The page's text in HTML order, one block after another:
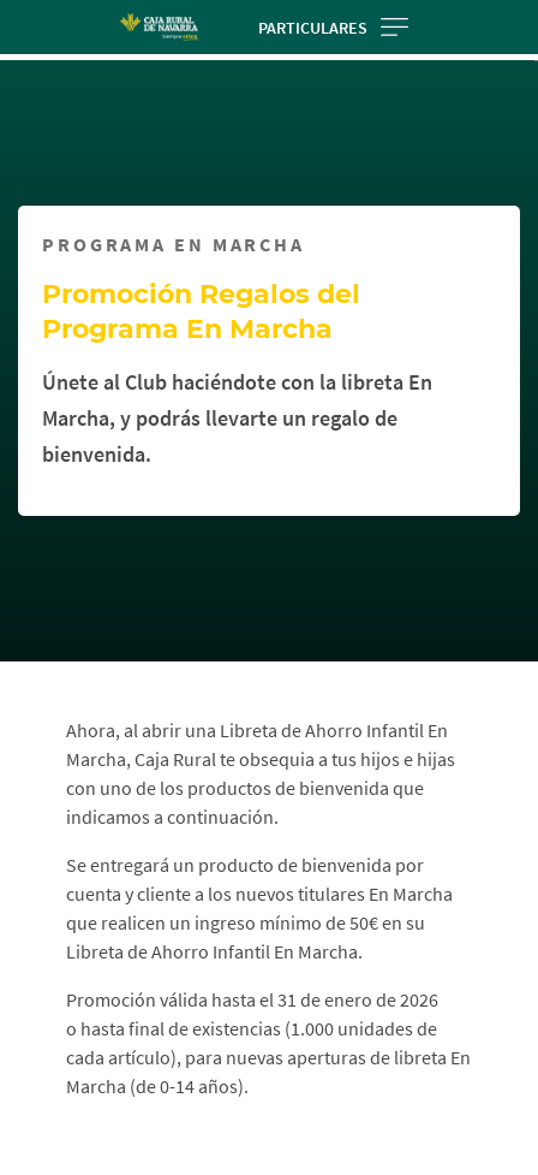
PARTICULARES
PROGRAMA EN MARCHA
Promoción Regalos del
Programa En Marcha
Únete al Club haciéndote con la libreta En
Marcha, y podrás llevarte un regalo de
bienvenida.
contenido,
espere...
Ahora, al abrir una Libreta de Ahorro Infantil En
Marcha, Caja Rural te obsequia a tus hijos e hijas
con uno de los productos de bienvenida que
indicamos a continuación.
Se entregará un producto de bienvenida por
cuenta y cliente a los nuevos titulares En Marcha
que realicen un ingreso mínimo de 50€ en su
Libreta de Ahorro Infantil En Marcha.
Promoción válida hasta el 31 de enero de 2026
o hasta final de existencias (1.000 unidades de
cada artículo), para nuevas aperturas de libreta En
Marcha (de 0-14 años).